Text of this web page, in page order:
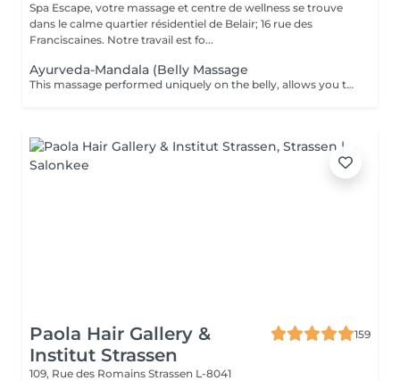
Spa Escape, votre massage et centre de wellness se trouve
dans le calme quartier résidentiel de Belair; 16 rue des
Franciscaines. Notre travail est fo...
Ayurveda-Mandala (Belly Massage
This massage performed uniquely on the belly, allows you to eliminate the stress and stagnant emotions that one tends to hold onto. It promotes a deep sense of letting go and permits a healthy energy circulation and enhances a comfortable digestion.
Paola Hair Gallery &
Institut Strassen
159
109, Rue des Romains Strassen L-8041